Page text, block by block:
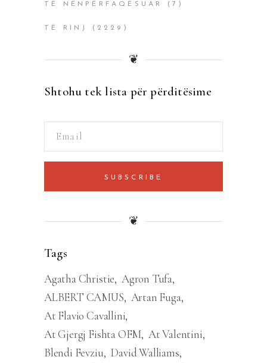
TË NËNPËRFAQËSUAR (7)
TË RINJ (2229)
❦
Shtohu tek lista për përditësime
SUBSCRIBE
❦
Tags
Agatha Christie Agron Tufa
ALBERT CAMUS Artan Fuga
At Flavio Cavallini
At Gjergj Fishta OFM At Valentini
Blendi Fevziu David Walliams